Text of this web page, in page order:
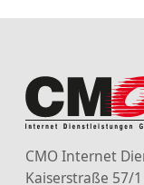
CMO Internet
Kaiserstraße 57/1